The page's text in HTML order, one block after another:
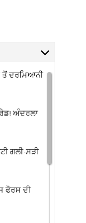
ਤੋਂ ਦਰਮਿਆਨੀ
ਅੰਦਰਲਾ
ਗਲੀ-ਸੜੀ
ਫੋਰਸ ਦੀ